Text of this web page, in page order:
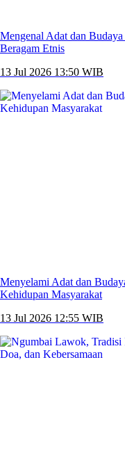
Mengenal Adat dan
Beragam Etnis
13 Jul 2026 13:50 WIB
Menyelami Adat dan
Kehidupan Masyarakat
13 Jul 2026 12:55 WIB